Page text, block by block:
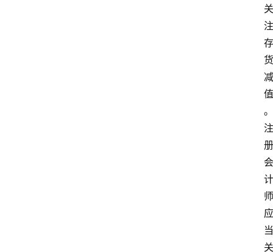
关
注
存
货
减
值
。
注
册
会
计
师
应
当
关